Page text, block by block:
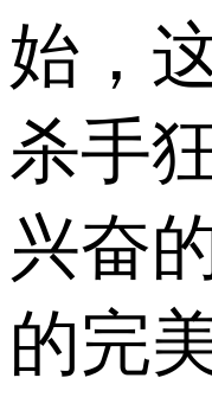
始，
杀手
兴奋
的完